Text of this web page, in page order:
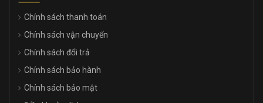
Chính sách thanh toán
Chính sách vận chuyển
Chính sách đổi trả
Chính sách bảo hành
Chính sách bảo mật